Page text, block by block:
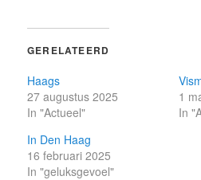
GERELATEERD
Haags
27 augustus 2025
In "Actueel"
1
In
In Den Haag
16 februari 2025
In "geluksgevoel"